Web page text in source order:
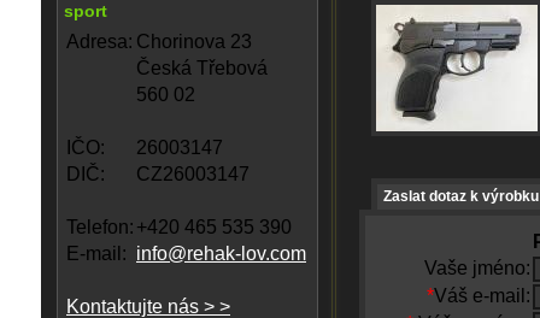
sport
Adresa: Chorinova 23
Česká Třebová
560 02
IČO:
26003147
DIČ:
CZ26003147
Telefon: +420 465 535 390
E-mail: info@rehak-lov.com
Kontaktujte nás > >
Zaslat dotaz k výrobku
Vaše jméno:
*Váš e-mail: